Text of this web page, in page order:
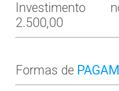
2.500,00
Formas de